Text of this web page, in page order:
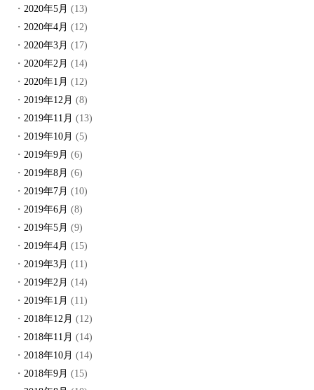
2020年5月 (13)
2020年4月 (12)
2020年3月 (17)
2020年2月 (14)
2020年1月 (12)
2019年12月 (8)
2019年11月 (13)
2019年10月 (5)
2019年9月 (6)
2019年8月 (6)
2019年7月 (10)
2019年6月 (8)
2019年5月 (9)
2019年4月 (15)
2019年3月 (11)
2019年2月 (14)
2019年1月 (11)
2018年12月 (12)
2018年11月 (14)
2018年10月 (14)
2018年9月 (15)